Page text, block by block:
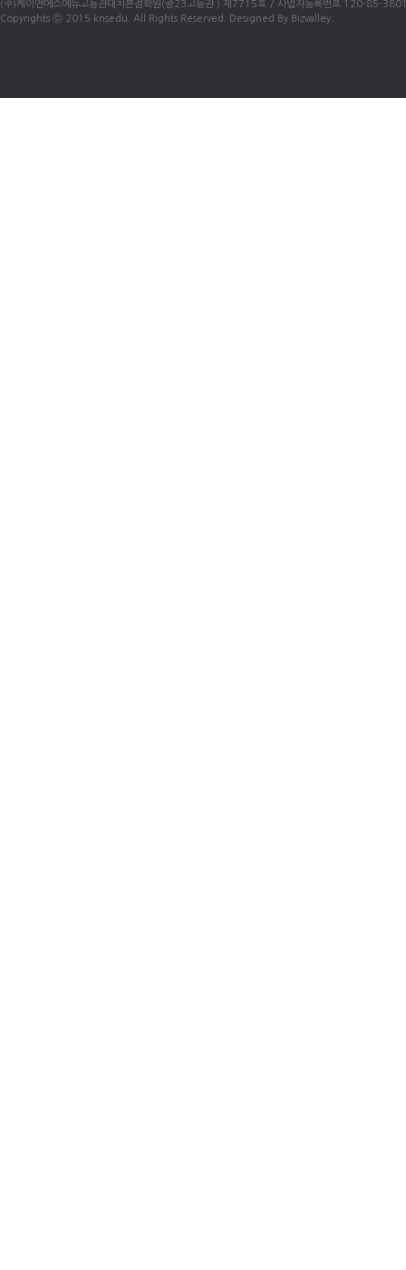
(주)케이엔에스에듀고등관대치본점학원(중23고등관 ) 제7715호 / 사업자등록번호:120-
Copyrights ⓒ 2015 knsedu. All Rights Reserved. Designed By Bizvalley.